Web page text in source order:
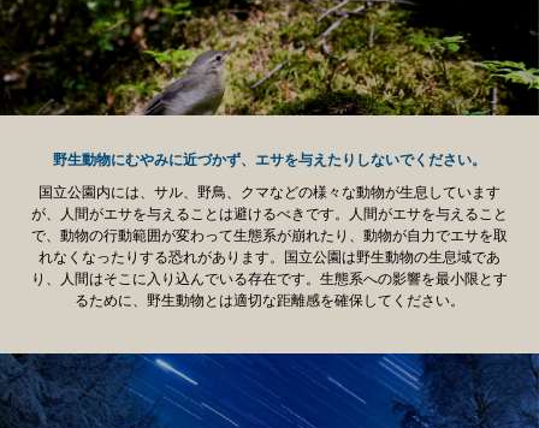
野生動物にむやみに近づかず、エサを与えたりしないでください。
国立公園内には、サル、野鳥、クマなどの様々な動物が生息しています
が、人間がエサを与えることは避けるべきです。人間がエサを与えること
で、動物の行動範囲が変わって生態系が崩れたり、動物が自力でエサを取
れなくなったりする恐れがあります。国立公園は野生動物の生息域であ
り、人間はそこに入り込んでいる存在です。生態系への影響を最小限とす
るために、野生動物とは適切な距離感を確保してください。